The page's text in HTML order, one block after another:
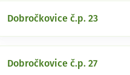
Dobročkovice č.p. 23
Dobročkovice č.p. 27